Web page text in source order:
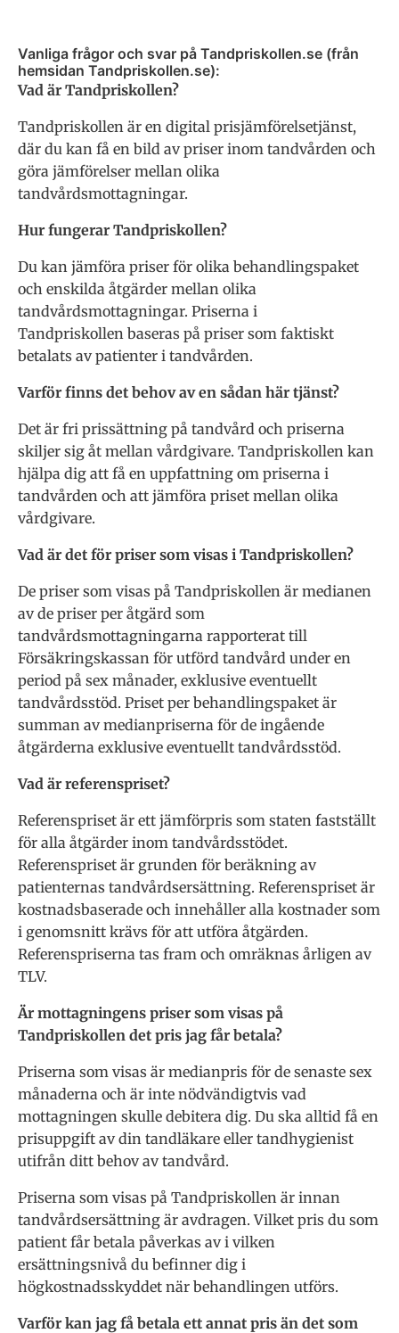
Vanliga frågor och svar på Tandpriskollen.se (från
hemsidan Tandpriskollen.se):
Vad är Tandpriskollen?
Tandpriskollen är en digital prisjämförelsetjänst,
där du kan få en bild av priser inom tandvården och
göra jämförelser mellan olika
tandvårdsmottagningar.
Hur fungerar Tandpriskollen?
Du kan jämföra priser för olika behandlingspaket
och enskilda åtgärder mellan olika
tandvårdsmottagningar. Priserna i
Tandpriskollen baseras på priser som faktiskt
betalats av patienter i tandvården.
Varför finns det behov av en sådan här tjänst?
Det är fri prissättning på tandvård och priserna
skiljer sig åt mellan vårdgivare. Tandpriskollen kan
hjälpa dig att få en uppfattning om priserna i
tandvården och att jämföra priset mellan olika
vårdgivare.
Vad är det för priser som visas i Tandpriskollen?
De priser som visas på Tandpriskollen är medianen
av de priser per åtgärd som
tandvårdsmottagningarna rapporterat till
Försäkringskassan för utförd tandvård under en
period på sex månader, exklusive eventuellt
tandvårdsstöd. Priset per behandlingspaket är
summan av medianpriserna för de ingående
åtgärderna exklusive eventuellt tandvårdsstöd.
Vad är referenspriset?
Referenspriset är ett jämförpris som staten fastställt
för alla åtgärder inom tandvårdsstödet.
Referenspriset är grunden för beräkning av
patienternas tandvårdsersättning. Referenspriset är
kostnadsbaserade och innehåller alla kostnader som
i genomsnitt krävs för att utföra åtgärden.
Referenspriserna tas fram och omräknas årligen av
TLV.
Är mottagningens priser som visas på
Tandpriskollen det pris jag får betala?
Priserna som visas är medianpris för de senaste sex
månaderna och är inte nödvändigtvis vad
mottagningen skulle debitera dig. Du ska alltid få en
prisuppgift av din tandläkare eller tandhygienist
utifrån ditt behov av tandvård.
Priserna som visas på Tandpriskollen är innan
tandvårdsersättning är avdragen. Vilket pris du som
patient får betala påverkas av i vilken
ersättningsnivå du befinner dig i
högkostnadsskyddet när behandlingen utförs.
Varför kan jag få betala ett annat pris än det som